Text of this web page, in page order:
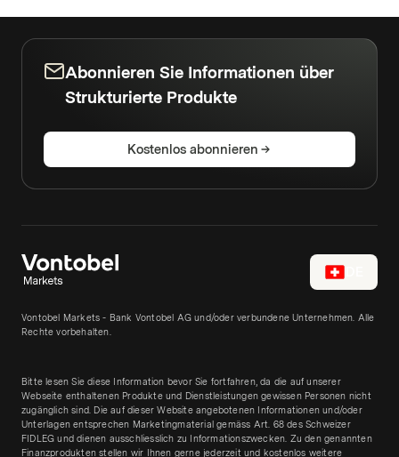
Abonnieren Sie Informationen über
Strukturierte Produkte
Kostenlos abonnieren
Vontobel Markets - Bank Vontobel AG und/oder verbundene Unternehmen. Alle
Rechte vorbehalten.
Bitte lesen Sie diese Information bevor Sie fortfahren, da die auf unserer
Webseite enthaltenen Produkte und Dienstleistungen gewissen Personen nicht
zugänglich sind. Die auf dieser Website angebotenen Informationen und/oder
Unterlagen entsprechen Marketingmaterial gemäss Art. 68 des Schweizer
FIDLEG und dienen ausschliesslich zu Informationszwecken. Zu den genannten
Finanzprodukten stellen wir Ihnen gerne jederzeit und kostenlos weitere